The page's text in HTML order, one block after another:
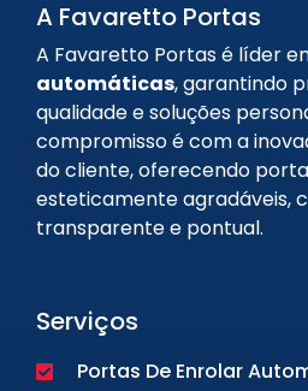
A Favaretto Portas
A Favaretto Portas é líder
automáticas, garantindo
qualidade e soluções
compromisso é com a
do cliente, oferecendo
esteticamente agradáveis,
transparente e pontual.
Serviços
Portas De Enrolar